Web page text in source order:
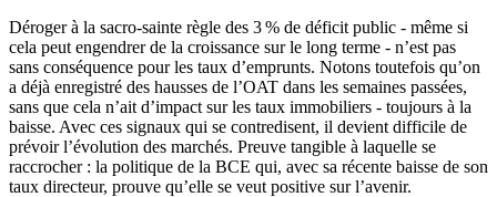
Déroger à la sacro-sainte règle des 3 % de déficit public - même si
cela peut engendrer de la croissance sur le long terme - n’est pas
sans conséquence pour les taux d’emprunts. Notons toutefois qu’on
a déjà enregistré des hausses de l’OAT dans les semaines passées,
sans que cela n’ait d’impact sur les taux immobiliers - toujours à la
baisse. Avec ces signaux qui se contredisent, il devient difficile de
prévoir l’évolution des marchés. Preuve tangible à laquelle se
raccrocher : la politique de la BCE qui, avec sa récente baisse de son
taux directeur, prouve qu’elle se veut positive sur l’avenir.